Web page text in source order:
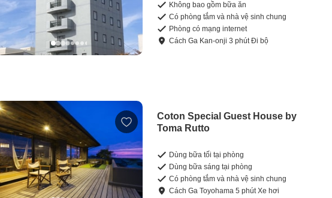
Không bao gồm bữa ăn
Có phòng tắm và nhà vệ sinh chung
Phòng có mạng internet
CáchGa Kan-onji 3 phútĐi bộ
Coton Special Guest House by
Toma Rutto
Dùng bữa tối tại phòng
Dùng bữa sáng tại phòng
Có phòng tắm và nhà vệ sinh chung
CáchGa Toyohama 5 phútXe hơi